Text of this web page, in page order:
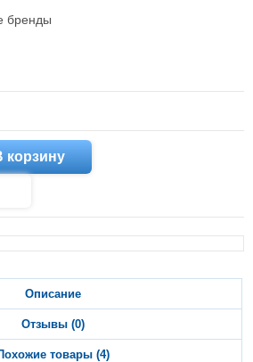
бренды
Описание
Отзывы (0)
товары (4)